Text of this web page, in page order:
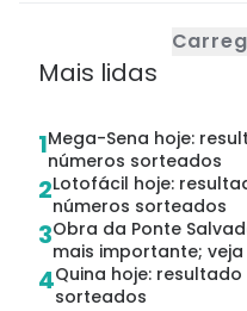
Mais lidas
1Mega-Sena hoje:
números sorteados
2Lotofácil hoje:
números sorteados
3Obra da Ponte
mais importante;
4Quina hoje:
sorteados